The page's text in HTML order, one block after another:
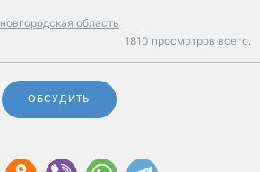
новгородская область
1810 просмотров всего.
ОБСУДИТЬ